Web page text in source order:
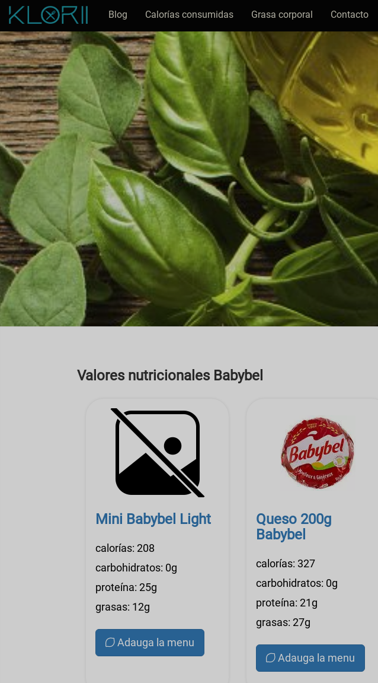
Blog Calorías consumidas Grasa corporal Contacto
Valores nutricionales Babybel
Mini Babybel Light
calorías: 208
carbohidratos: 0g
proteína: 25g
grasas: 12g
Adauga la menu
Queso 200g
Babybel
calorías: 327
carbohidratos: 0g
proteína: 21g
grasas: 27g
Adauga la menu